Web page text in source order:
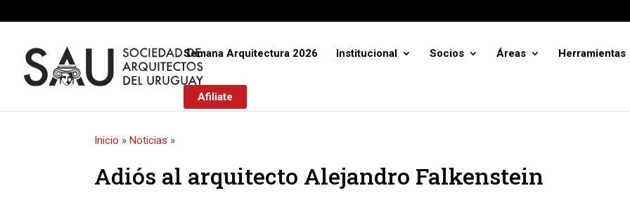
Semana Arquitectura 2026 Institucional Socios Áreas Herramientas
Afiliate
Inicio »Noticias »
Adiós al arquitecto Alejandro Falkenstein